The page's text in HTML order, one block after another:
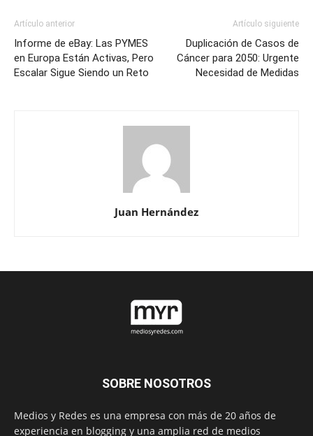
Artículo anterior
Informe de eBay: Las PYMES
en Europa Están Activas, Pero
Escalar Sigue Siendo un Reto
Artículo siguiente
Duplicación de Casos de
Cáncer para 2050: Urgente
Necesidad de Medidas
Juan Hernández
SOBRE NOSOTROS
Medios y Redes es una empresa con más de 20 años de
experiencia en blogging y una amplia red de medios